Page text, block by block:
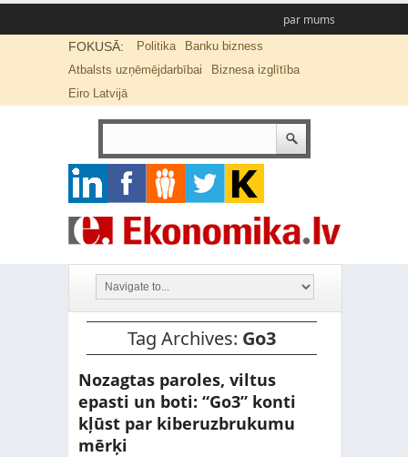
par mums
FOKUSĀ: Politika
Banku bizness
Atbalsts uzņēmējdarbībai
Biznesa izglītība
Eiro Latvijā
Tag Archives: Go3
Nozagtas paroles, viltus
epasti un boti: “Go3” konti
kļūst par kiberuzbrukumu
mērķi